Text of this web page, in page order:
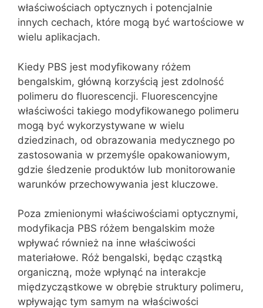
właściwościach optycznych i potencjalnie
innych cechach, które mogą być wartościowe w
wielu aplikacjach.
Kiedy PBS jest modyfikowany różem
bengalskim, główną korzyścią jest zdolność
polimeru do fluorescencji. Fluorescencyjne
właściwości takiego modyfikowanego polimeru
mogą być wykorzystywane w wielu
dziedzinach, od obrazowania medycznego po
zastosowania w przemyśle opakowaniowym,
gdzie śledzenie produktów lub monitorowanie
warunków przechowywania jest kluczowe.
Poza zmienionymi właściwościami optycznymi,
modyfikacja PBS różem bengalskim może
wpływać również na inne właściwości
materiałowe. Róż bengalski, będąc cząstką
organiczną, może wpłynąć na interakcje
międzycząstkowe w obrębie struktury polimeru,
wpływając tym samym na właściwości